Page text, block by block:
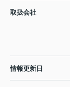
取扱会社
情報更新日